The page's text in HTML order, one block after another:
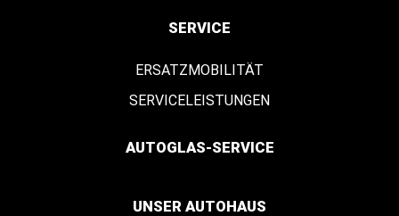
SERVICE
ERSATZMOBILITÄT
SERVICELEISTUNGEN
AUTOGLAS-SERVICE
UNSER AUTOHAUS